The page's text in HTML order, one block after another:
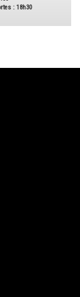
votre
: